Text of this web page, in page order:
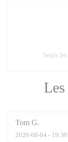
Tom G
2026-08-04 -
Seuls